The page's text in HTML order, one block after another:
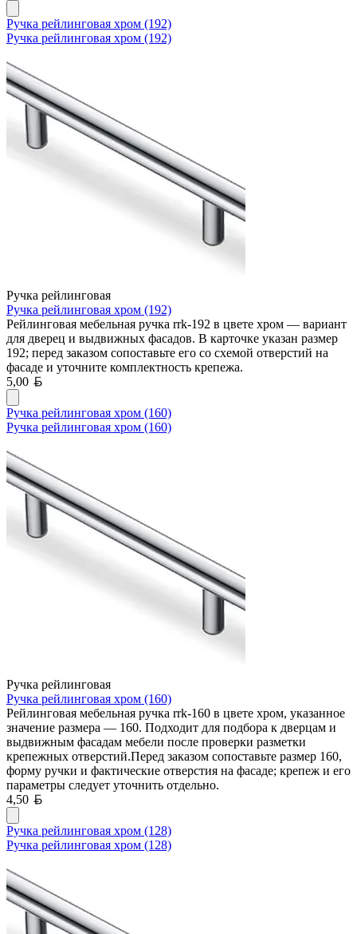
Ручка рейлинговая хром (192)
Ручка рейлинговая хром (192)
Ручка рейлинговая
Ручка рейлинговая хром (192)
Рейлинговая мебельная ручка rrk-192 в цвете хром — вариант
для дверец и выдвижных фасадов. В карточке указан размер
192; перед заказом сопоставьте его со схемой отверстий на
фасаде и уточните комплектность крепежа.
5,00
Ручка рейлинговая хром (160)
Ручка рейлинговая хром (160)
Ручка рейлинговая
Ручка рейлинговая хром (160)
Рейлинговая мебельная ручка rrk-160 в цвете хром, указанное
значение размера — 160. Подходит для подбора к дверцам и
выдвижным фасадам мебели после проверки разметки
крепежных отверстий.Перед заказом сопоставьте размер 160,
форму ручки и фактические отверстия на фасаде; крепеж и его
параметры следует уточнить отдельно.
4,50
Ручка рейлинговая хром (128)
Ручка рейлинговая хром (128)